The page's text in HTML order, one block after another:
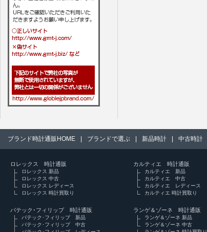
ブランド時計通販HOME ブランドで選ぶ 新品時計 中古時計
ロレックス 時計通販
ロレックス 新品
ロレックス 中古
ロレックス レディース
ロレックス 時計買取り
カルティエ 時計通販
カルティエ 新品
カルティエ 中古
カルティエ レディース
カルティエ 時計買取り
パテック･フィリップ 時計通販
パテック･フィリップ 新品
パテック･フィリップ 中古
ランゲ＆ゾーネ 時計通販
ランゲ＆ゾーネ 新品
ランゲ＆ゾーネ 中古